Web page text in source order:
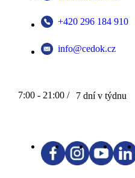
+420 296 184 910
info@cedok.cz
7:00 - 21:00 / 7 dní v týdnu